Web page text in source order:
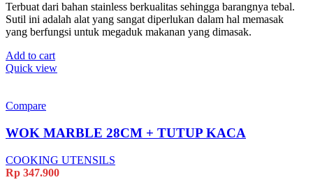
Terbuat dari bahan stainless berkualitas sehingga barangnya tebal.
Sutil ini adalah alat yang sangat diperlukan dalam hal memasak
yang berfungsi untuk megaduk makanan yang dimasak.
Add to cart
Quick view
Compare
WOK MARBLE 28CM + TUTUP KACA
COOKING UTENSILS
Rp 347.900